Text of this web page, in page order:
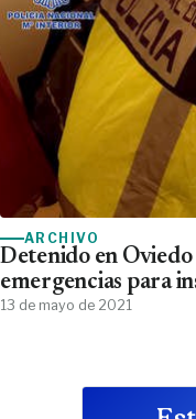
ARCHIVO
Detenido en
emergencias para
13 de mayo de 2021